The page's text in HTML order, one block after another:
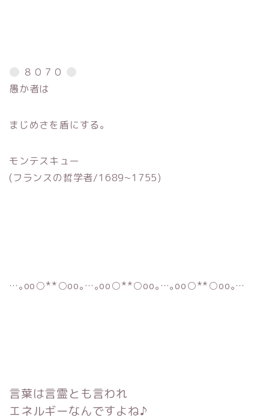
８０７０
愚か者は
まじめさを盾にする。
モンテスキュー
(フランスの哲学者/1689~1755)
…｡oо○**○оo｡…｡oо○**○оo｡…｡oо○**○оo｡…
言葉は言霊とも言われ
エネルギーなんですよね♪